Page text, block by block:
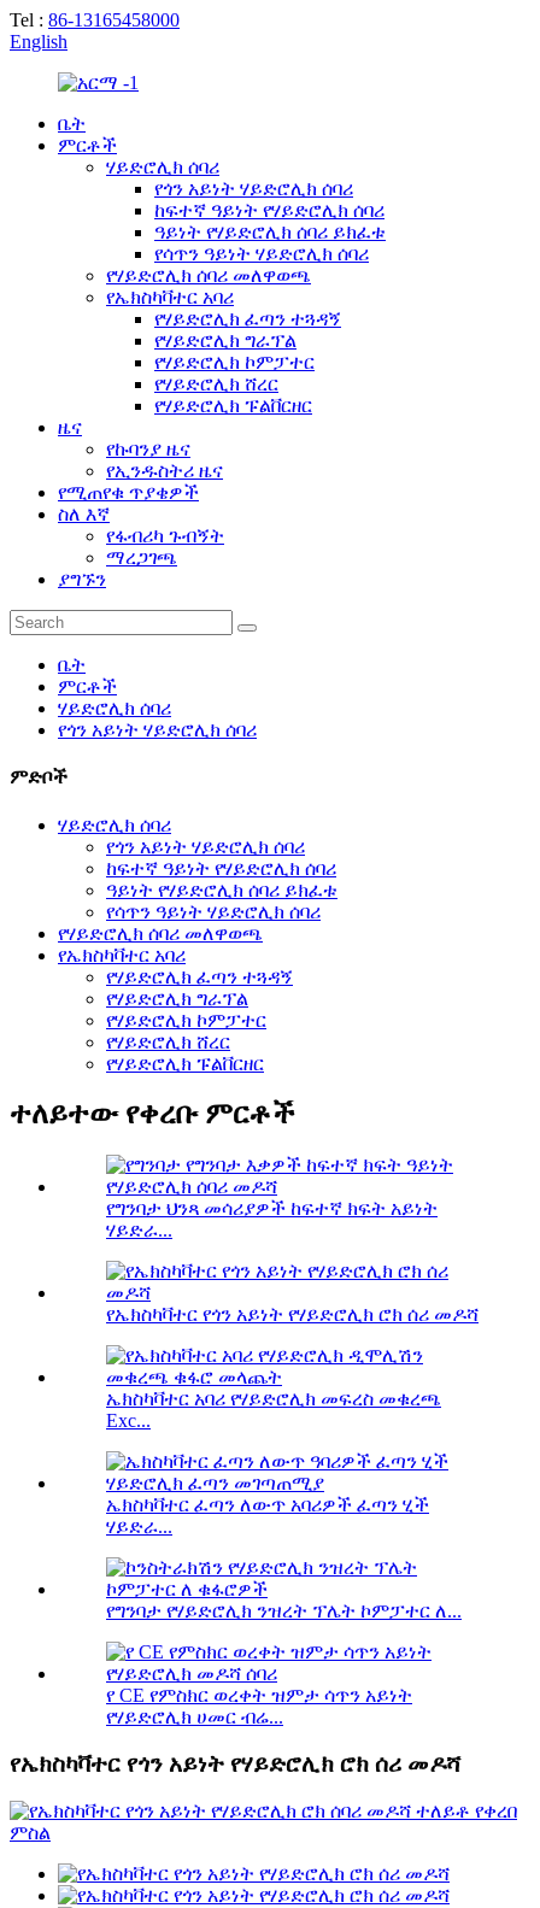
Tel : 86-13165458000
English
ቤት
ምርቶች
ሃይድሮሊክ ሰባሪ
የጎን አይነት ሃይድሮሊክ ሰባሪ
ከፍተኛ ዓይነት የሃይድሮሊክ ሰባሪ
ዓይነት የሃይድሮሊክ ሰባሪ ይክፈቱ
የሳጥን ዓይነት ሃይድሮሊክ ሰባሪ
የሃይድሮሊክ ሰባሪ መለዋወጫ
የኤክስካቫተር አባሪ
የሃይድሮሊክ ፈጣን ተጓዳኝ
የሃይድሮሊክ ግራፕል
የሃይድሮሊክ ኮምፓተር
የሃይድሮሊክ ሸረር
የሃይድሮሊክ ፑልቨርዘር
ዜና
የኩባንያ ዜና
የኢንዱስትሪ ዜና
የሚጠየቁ ጥያቄዎች
ስለ እኛ
የፋብሪካ ጉብኝት
ማረጋገጫ
ያግኙን
ቤት
ምርቶች
ሃይድሮሊክ ሰባሪ
የጎን አይነት ሃይድሮሊክ ሰባሪ
ምድቦች
ሃይድሮሊክ ሰባሪ
የጎን አይነት ሃይድሮሊክ ሰባሪ
ከፍተኛ ዓይነት የሃይድሮሊክ ሰባሪ
ዓይነት የሃይድሮሊክ ሰባሪ ይክፈቱ
የሳጥን ዓይነት ሃይድሮሊክ ሰባሪ
የሃይድሮሊክ ሰባሪ መለዋወጫ
የኤክስካቫተር አባሪ
የሃይድሮሊክ ፈጣን ተጓዳኝ
የሃይድሮሊክ ግራፕል
የሃይድሮሊክ ኮምፓተር
የሃይድሮሊክ ሸረር
የሃይድሮሊክ ፑልቨርዘር
ተለይተው የቀረቡ ምርቶች
የግንባታ ህንጻ መሳሪያዎች ከፍተኛ ክፍት አይነት
ሃይድራ...
የኤክስካቫተር የጎን አይነት የሃይድሮሊክ ሮክ ሰሪ መዶሻ
ኤክስካቫተር አባሪ የሃይድሮሊክ መፍረስ መቁረጫ
Exc...
ኤክስካቫተር ፈጣን ለውጥ አባሪዎች ፈጣን ሂች
ሃይድራ...
የግንባታ የሃይድሮሊክ ንዝረት ፕሌት ኮምፓተር ለ...
የ CE የምስክር ወረቀት ዝምታ ሳጥን አይነት
የሃይድሮሊክ ሀመር ብሬ...
የኤክስካቫተር የጎን አይነት የሃይድሮሊክ ሮክ ሰሪ መዶሻ